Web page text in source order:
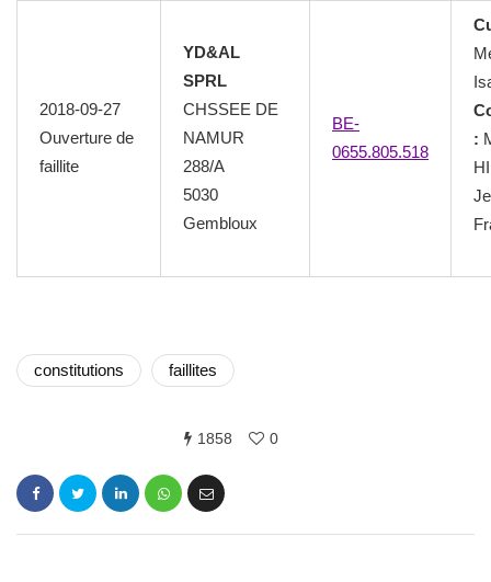
2018-09-27
Ouverture de
faillite
YD&AL
SPRL
CHSSEE DE
NAMUR
288/A
5030
Gembloux
BE-
0655.805.518
:
constitutions faillites
1858 0